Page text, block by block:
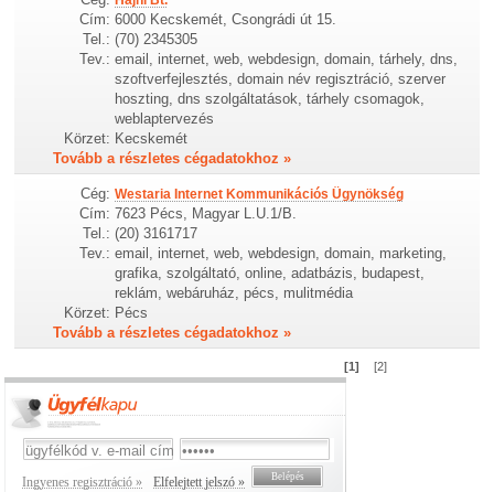
Cím: 6000 Kecskemét, Csongrádi út 15.
Tel.: (70) 2345305
Tev.: email, internet, web, webdesign, domain, tárhely, dns,
szoftverfejlesztés, domain név regisztráció, szerver
hoszting, dns szolgáltatások, tárhely csomagok,
weblaptervezés
Körzet: Kecskemét
Tovább a részletes cégadatokhoz »
Cég: Westaria Internet Kommunikációs Ügynökség
Cím: 7623 Pécs, Magyar L.U.1/B.
Tel.: (20) 3161717
Tev.: email, internet, web, webdesign, domain, marketing,
grafika, szolgáltató, online, adatbázis, budapest,
reklám, webáruház, pécs, mulitmédia
Körzet: Pécs
Tovább a részletes cégadatokhoz »
[1] [2]
Ingyenes regisztráció » Elfelejtett jelszó »